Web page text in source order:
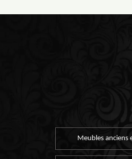
Meubles anciens